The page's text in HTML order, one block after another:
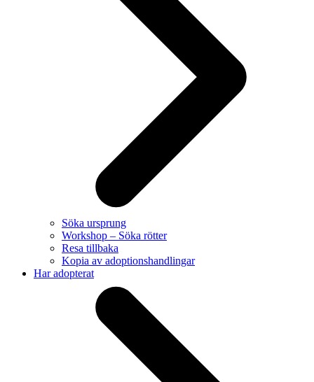
Söka ursprung
Workshop – Söka rötter
Resa tillbaka
Kopia av adoptionshandlingar
Har adopterat